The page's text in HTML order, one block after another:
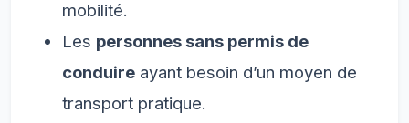
mobilité.
Les personnes sans permis de
conduire ayant besoin d’un moyen de
transport pratique.